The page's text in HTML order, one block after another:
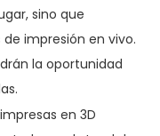
sino que
impresión en vivo.
la oportunidad